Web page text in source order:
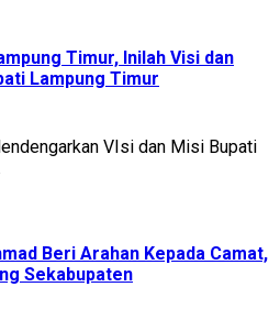
Timur, Inilah Visi dan
Lampung Timur
VIsi dan Misi Bupati
Beri Arahan Kepada Camat,
Sekabupaten